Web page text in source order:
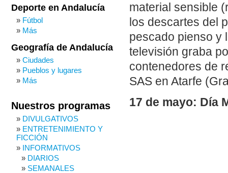
material sensible
los descartes del
pescado pienso y
televisión graba
contenedores de
SAS en Atarfe
17 de mayo: Día
Deporte en Andalucía
Fútbol
Más
Geografía de Andalucía
Ciudades
Pueblos y lugares
Más
Nuestros programas
DIVULGATIVOS
ENTRETENIMIENTO Y
FICCIÓN
INFORMATIVOS
DIARIOS
SEMANALES